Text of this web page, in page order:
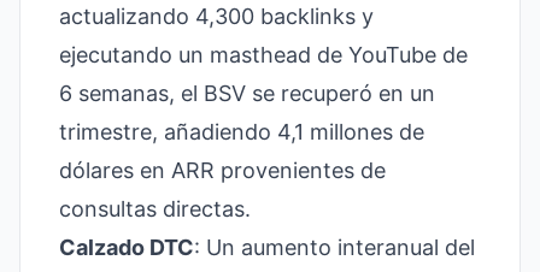
actualizando 4,300 backlinks y
ejecutando un masthead de YouTube de
6 semanas, el BSV se recuperó en un
trimestre, añadiendo 4,1 millones de
dólares en ARR provenientes de
consultas directas.
Calzado DTC: Un aumento interanual del